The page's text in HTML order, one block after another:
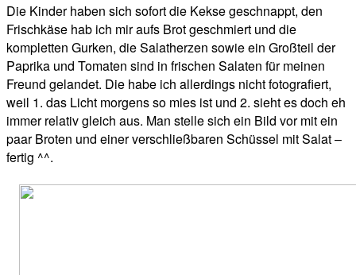
Die Kinder haben sich sofort die Kekse geschnappt, den
Frischkäse hab ich mir aufs Brot geschmiert und die
kompletten Gurken, die Salatherzen sowie ein Großteil der
Paprika und Tomaten sind in frischen Salaten für meinen
Freund gelandet. Die habe ich allerdings nicht fotografiert,
weil 1. das Licht morgens so mies ist und 2. sieht es doch eh
immer relativ gleich aus. Man stelle sich ein Bild vor mit ein
paar Broten und einer verschließbaren Schüssel mit Salat –
fertig ^^.